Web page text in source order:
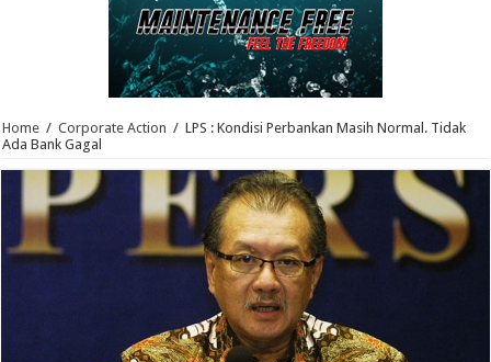
Home / Corporate Action / LPS : Kondisi Perbankan Masih Normal. Tidak
Ada Bank Gagal